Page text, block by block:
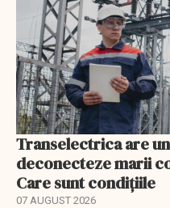
Transelectrica are
deconecteze marii
Care sunt condițiile
07 AUGUST 2026